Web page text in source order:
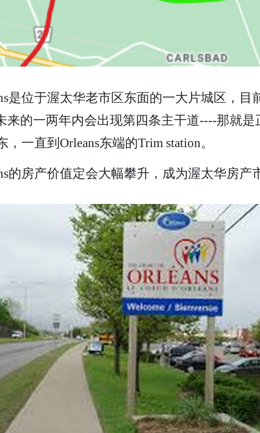
是位于渥太华老市区东面的一大片城区，目
来的一两年内会出现第四条主干道----那就
一直到Orleans东端的Trim station。
的房产价值定会大幅攀升，成为渥太华房产